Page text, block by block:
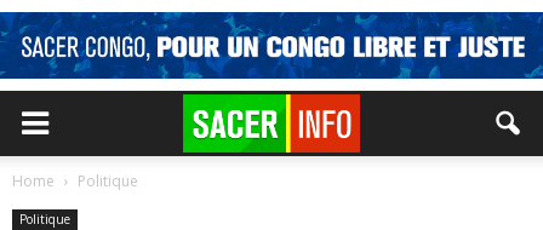
Home Politique
Politique